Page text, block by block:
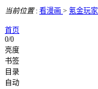
当前位置: 看漫画 > 氪金玩家
首页
0/0
亮度
书签
目录
自动